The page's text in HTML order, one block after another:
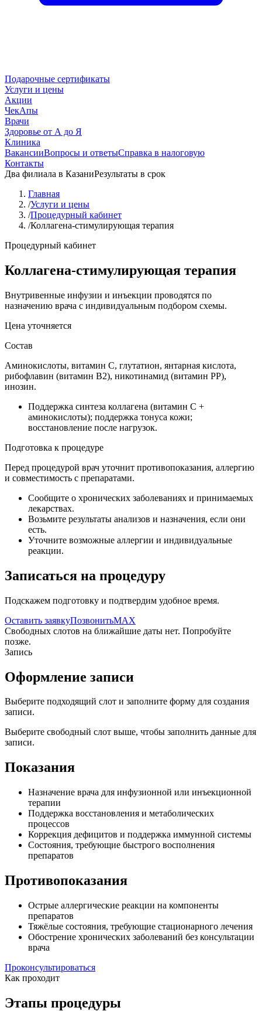
Подарочные сертификаты
Услуги и цены
Акции
ЧекАпы
Врачи
Здоровье от А до Я
Клиника
ВакансииВопросы и ответыСправка в налоговую
Контакты
Два филиала в КазаниРезультаты в срок
Главная
/Услуги и цены
/Процедурный кабинет
/Коллагена-стимулирующая терапия
Процедурный кабинет
Коллагена-стимулирующая терапия
Внутривенные инфузии и инъекции проводятся по
назначению врача с индивидуальным подбором схемы.
Цена уточняется
Состав
Аминокислоты, витамин C, глутатион, янтарная кислота,
рибофлавин (витамин B2), никотинамид (витамин PP),
инозин.
Поддержка синтеза коллагена (витамин C +
аминокислоты); поддержка тонуса кожи;
восстановление после нагрузок.
Подготовка к процедуре
Перед процедурой врач уточнит противопоказания, аллергию
и совместимость с препаратами.
Сообщите о хронических заболеваниях и принимаемых
лекарствах.
Возьмите результаты анализов и назначения, если они
есть.
Уточните возможные аллергии и индивидуальные
реакции.
Записаться на процедуру
Подскажем подготовку и подтвердим удобное время.
Оставить заявкуПозвонитьMAX
Свободных слотов на ближайшие даты нет. Попробуйте
позже.
Запись
Оформление записи
Выберите подходящий слот и заполните форму для создания
записи.
Выберите свободный слот выше, чтобы заполнить данные для
записи.
Показания
Назначение врача для инфузионной или инъекционной
терапии
Поддержка восстановления и метаболических
процессов
Коррекция дефицитов и поддержка иммунной системы
Состояния, требующие быстрого восполнения
препаратов
Противопоказания
Острые аллергические реакции на компоненты
препаратов
Тяжёлые состояния, требующие стационарного лечения
Обострение хронических заболеваний без консультации
врача
Проконсультироваться
Как проходит
Этапы процедуры